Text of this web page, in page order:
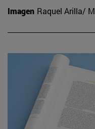
Imagen Raquel Arilla/